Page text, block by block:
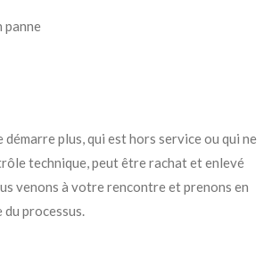
panne
démarre plus, qui est hors service ou qui ne
technique, peut être rachat et enlevé
venons à votre rencontre et prenons en
du processus.